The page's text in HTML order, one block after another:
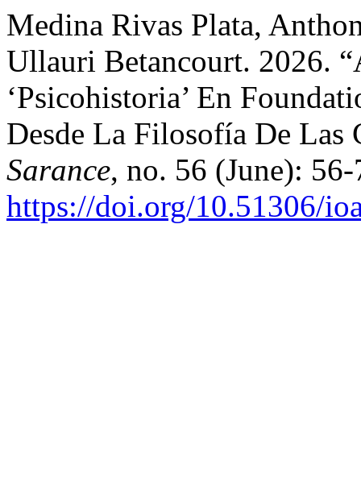
Medina Rivas Plata,
Ullauri Betancourt. 2026.
‘Psicohistoria’ En
Desde La Filosofía De Las
Sarance, no. 56 (June):
https://doi.org/10.51306/